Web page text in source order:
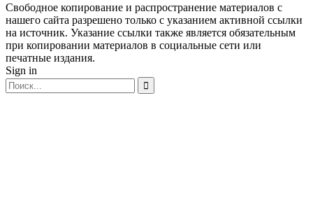
Свободное копирование и распространение материалов с
нашего сайта разрешено только с указанием активной ссылки
на источник. Указание ссылки также является обязательным
при копировании материалов в социальные сети или
печатные издания.
Sign in